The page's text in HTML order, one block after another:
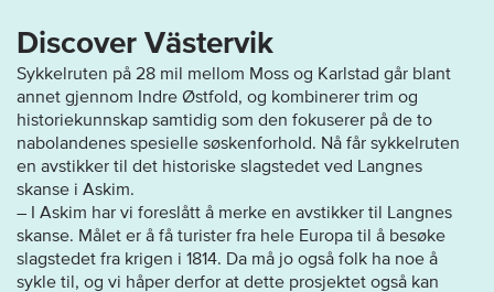
Discover Västervik
Sykkelruten på 28 mil mellom Moss og Karlstad går blant
annet gjennom Indre Østfold, og kombinerer trim og
historiekunnskap samtidig som den fokuserer på de to
nabolandenes spesielle søskenforhold. Nå får sykkelruten
en avstikker til det historiske slagstedet ved Langnes
skanse i Askim.
– I Askim har vi foreslått å merke en avstikker til Langnes
skanse. Målet er å få turister fra hele Europa til å besøke
slagstedet fra krigen i 1814. Da må jo også folk ha noe å
sykle til, og vi håper derfor at dette prosjektet også kan